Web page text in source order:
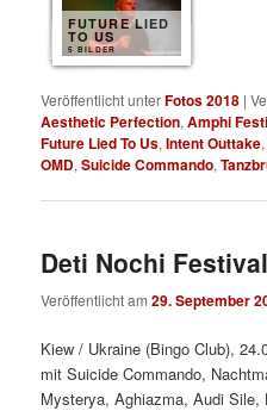
FUTURE LIED
TO US
5 BILDER
Veröffentlicht unterFotos 2018 |
Aesthetic Perfection,Amphi
Future Lied To Us,Intent Outtake
OMD,Suicide Commando,
Deti Nochi
Veröffentlicht am29. September
Kiew / Ukraine (Bingo Club),
mit Suicide Commando,
Mysterya, Aghiazma, Audi Sile,